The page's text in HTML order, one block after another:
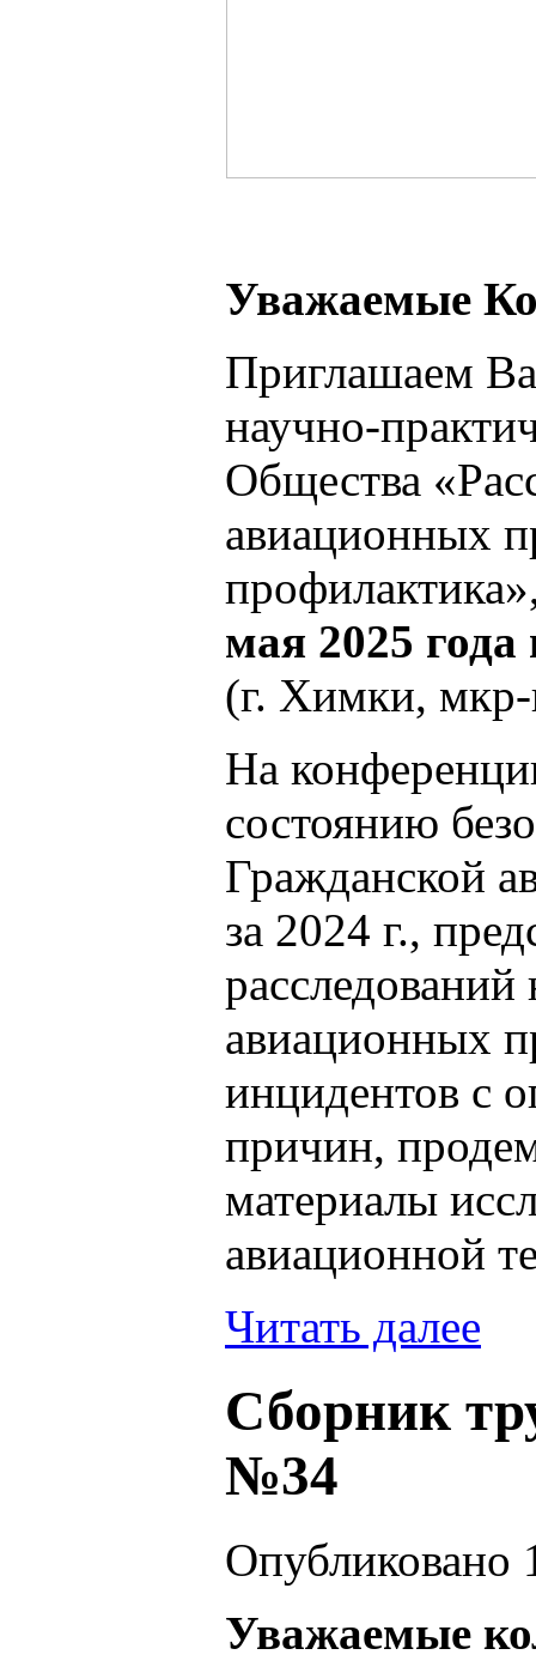
Уважаемые
Приглашаем
научно-
Общества
авиационных
мая 2025
(г. Химки,
На
состоянию
Гражданской
за 2024 г.,
авиационных
инцидентов с
причин,
материалы
авиационной
Читать далее
Сборник
№34
Опубликовано
Уважаемые